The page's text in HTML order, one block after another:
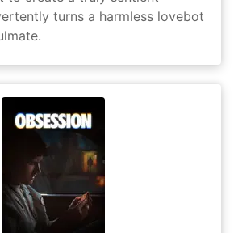
turns a harmless lovebot